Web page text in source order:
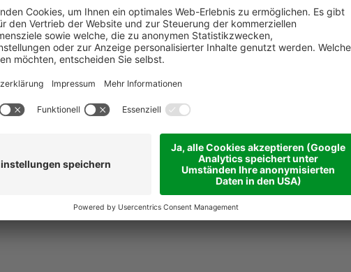
Emanuele
Pastorello
T +39 340 056 8188
Eemanuele.pastorello
@ niederstaetter.it
Natalino
Kratter